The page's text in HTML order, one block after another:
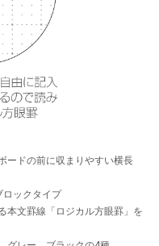
ードの前に収まりやすい横長
ロックタイプ
本文罫線「ロジカル方眼罫」を